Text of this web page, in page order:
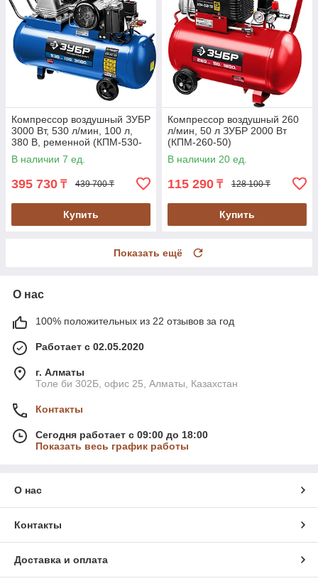
Компрессор воздушный ЗУБР
3000 Вт, 530 л/мин, 100 л,
380 В, ременной (КПМ-530-
100)
В наличии 7 ед.
395 730 ₸ 439 700 ₸
Купить
Компрессор воздушный 260
л/мин, 50 л ЗУБР 2000 Вт
(КПМ-260-50)
В наличии 20 ед.
115 290 ₸ 128 100 ₸
Купить
Показать ещё
О нас
100% положительных из 22 отзывов за год
Работает с 02.05.2020
г. Алматы
Толе би 302Б, офис 25, Алматы, Казахстан
Контакты
Сегодня работает с 09:00 до 18:00
Показать весь график работы
О нас
Контакты
Доставка и оплата